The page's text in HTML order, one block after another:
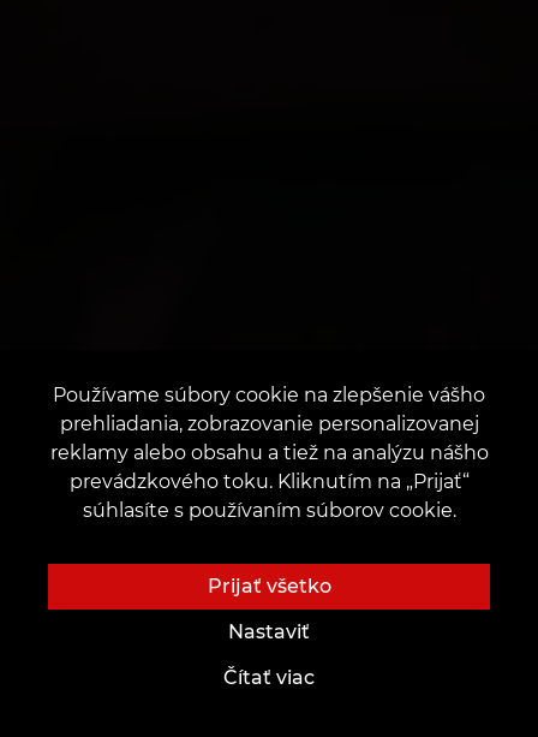
Používame súbory cookie na zlepšenie vášho
prehliadania, zobrazovanie personalizovanej
reklamy alebo obsahu a tiež na analýzu nášho
prevádzkového toku. Kliknutím na „Prijať“
súhlasíte s používaním súborov cookie.
Prijať všetko
Nastaviť
Čítať viac